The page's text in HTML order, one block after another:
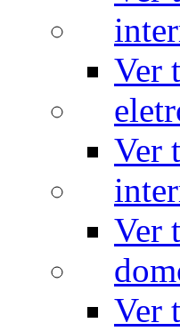
Ver
Ver
Ver
Ver